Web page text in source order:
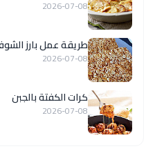
2026-07-08
طريقة عمل بارز
2026-07-08
كرات الكفتة بالجبن
2026-07-08